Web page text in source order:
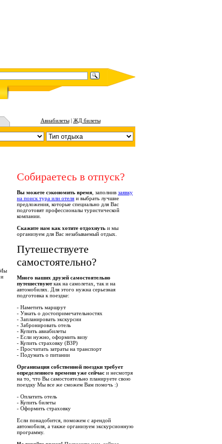
Авиабилеты| ЖД билеты
Мы
Собираетесь в отпуск?
Вы можете сэкономить время , заполнив заявку
на поиск тура или отеля и выбрать лучшие
предложения, которые специально для Вас
подготовят профессионалы туристической
компании.
Скажите нам как хотите отдохнуть и мы
организуем для Вас незабываемый отдых.
Путешествуете
самостоятельно?
Много наших друзей самостоятельно
путешествуюткак на самолетах, так и на
автомобилях. Для этого нужна серьезная
подготовка к поездке:
- Наметить маршрут
- Узнать о достопримечательностях
- Запланировать экскурсии
- Забронировать отель
- Купить авиабилеты
- Если нужно, оформить визу
- Купить страховку (ВЗР)
- Просчитать затраты на транспорт
- Подумать о питании
Организация собственной поездки требует
определенного времени уже сейчас и несмотря
на то, что Вы самостоятельно планируете свою
поездку Мы все же сможем Вам помочь :)
- Оплатить отель
- Купить билеты
- Оформить страховку
Если понадобится, поможем с арендой
автомобиля, а также организуем экскурсионную
программу.